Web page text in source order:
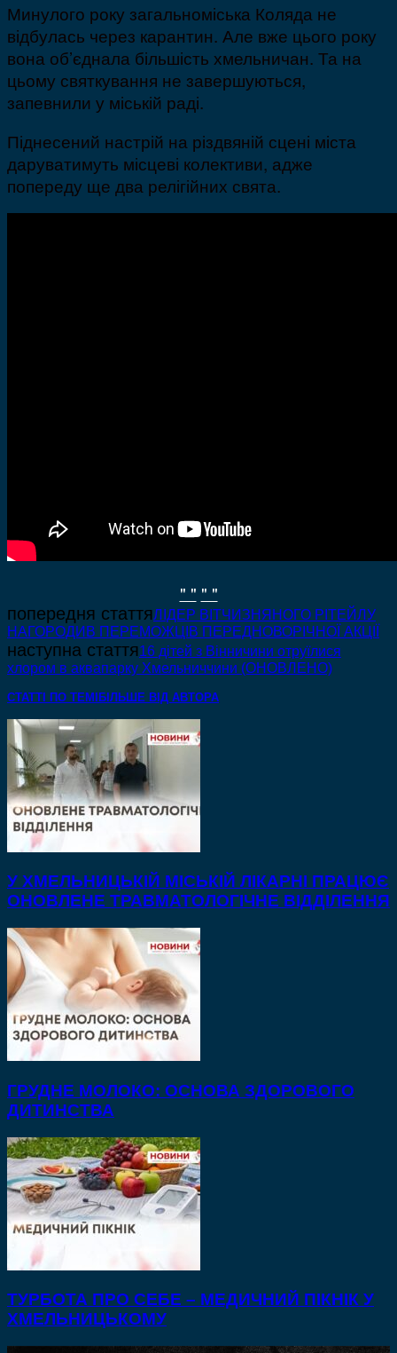
Минулого року загальноміська Коляда не
відбулась через карантин. Але вже цього року
вона об’єднала більшість хмельничан. Та на
цьому святкування не завершуються,
запевнили у міській раді.
Піднесений настрій на різдвяній сцені міста
даруватимуть місцеві колективи, адже
попереду ще два релігійних свята.
" " " "
попередня статтяЛІДЕР ВІТЧИЗНЯНОГО РІТЕЙЛУ
НАГОРОДИВ ПЕРЕМОЖЦІВ ПЕРЕДНОВОРІЧНОЇ АКЦІЇ
наступна стаття16 дітей з Вінничини отруїлися
хлором в аквапарку Хмельниччини (ОНОВЛЕНО)
СТАТТІ ПО ТЕМІ БІЛЬШЕ ВІД АВТОРА
У ХМЕЛЬНИЦЬКІЙ МІСЬКІЙ ЛІКАРНІ ПРАЦЮЄ
ОНОВЛЕНЕ ТРАВМАТОЛОГІЧНЕ ВІДДІЛЕННЯ
ГРУДНЕ МОЛОКО: ОСНОВА ЗДОРОВОГО
ДИТИНСТВА
ТУРБОТА ПРО СЕБЕ – МЕДИЧНИЙ ПІКНІК У
ХМЕЛЬНИЦЬКОМУ